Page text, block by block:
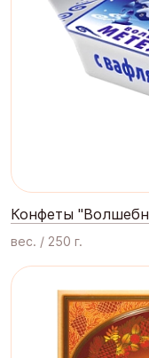
Конфеты
вес. / 250 г.